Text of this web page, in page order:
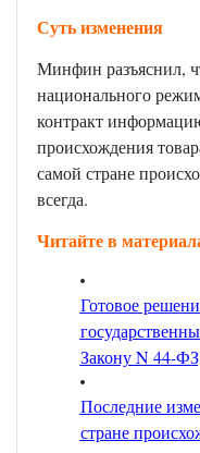
Суть изменения
Минфин разъяснил,
национального
контракт
происхождения
самой стране
всегда.
Читайте в
Готовое
Закону N 44-
Последние
стране